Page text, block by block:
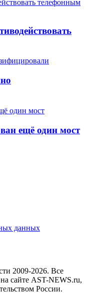
ещё один мост
данных
2009-2026. Все
сайте AST-NEWS.ru,
России.